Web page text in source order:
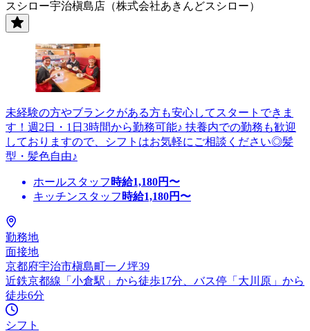
スシロー宇治槇島店（株式会社あきんどスシロー）
未経験の方やブランクがある方も安心してスタートできま
す！週2日・1日3時間から勤務可能♪ 扶養内での勤務も歓迎
しておりますので、シフトはお気軽にご相談ください◎髪
型・髪色自由♪
ホールスタッフ 時給1,180円〜
キッチンスタッフ 時給1,180円〜
勤務地
面接地
京都府宇治市槇島町一ノ坪39
近鉄京都線「小倉駅」から徒歩17分、バス停「大川原」から
徒歩6分
シフト